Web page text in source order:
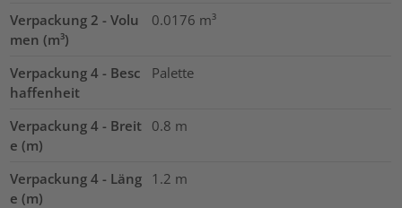
Verpackung 2 - Volu
men (m³)
0.0176 m³
Verpackung 4 - Besc
haffenheit
Palette
Verpackung 4 - Breit
e (m)
0.8 m
Verpackung 4 - Läng
e (m)
1.2 m